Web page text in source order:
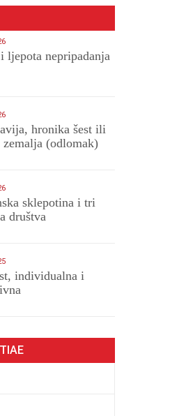
ljepota nepripadanja
hronika šest ili
zemalja (odlomak)
sklepotina i tri
društva
individualna i